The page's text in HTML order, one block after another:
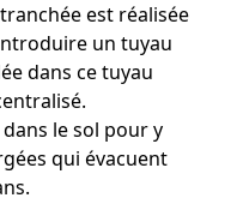
est réalisée
un tuyau
dans ce tuyau
le sol pour y
qui évacuent